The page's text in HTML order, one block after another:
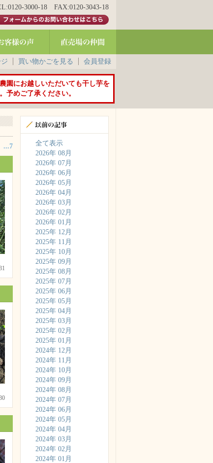
3000-18 FAX:0120-3043-18
買い物かごを見る 会員登録
園にお越しいただいても干し芋を
予めご了承ください。
...7
全て表示
2026年 08月
2026年 07月
2026年 06月
2026年 05月
2026年 04月
2026年 03月
2026年 02月
2026年 01月
2025年 12月
2025年 11月
2025年 10月
2025年 09月
2025年 08月
2025年 07月
2025年 06月
2025年 05月
2025年 04月
2025年 03月
2025年 02月
2025年 01月
2024年 12月
2024年 11月
2024年 10月
2024年 09月
2024年 08月
2024年 07月
2024年 06月
2024年 05月
2024年 04月
2024年 03月
2024年 02月
2024年 01月